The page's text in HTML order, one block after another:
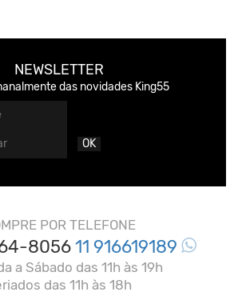
NEWSLETTER
das novidades King55
OK
POR TELEFONE
805611 916619189
a Sábado das 11h às 19h
das 11h às 18h